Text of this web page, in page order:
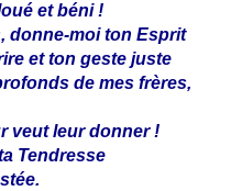
et béni !
donne-moi ton Esprit
et ton geste juste
de mes frères,
veut leur donner !
Tendresse